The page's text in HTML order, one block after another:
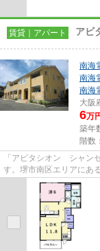
賃貸｜アパート アビ
南海
南海
南海
大阪
6万
築年
階数
「アビタシオン シャン
す。堺市南区エリアにあ
さい。当社は、多種多様な